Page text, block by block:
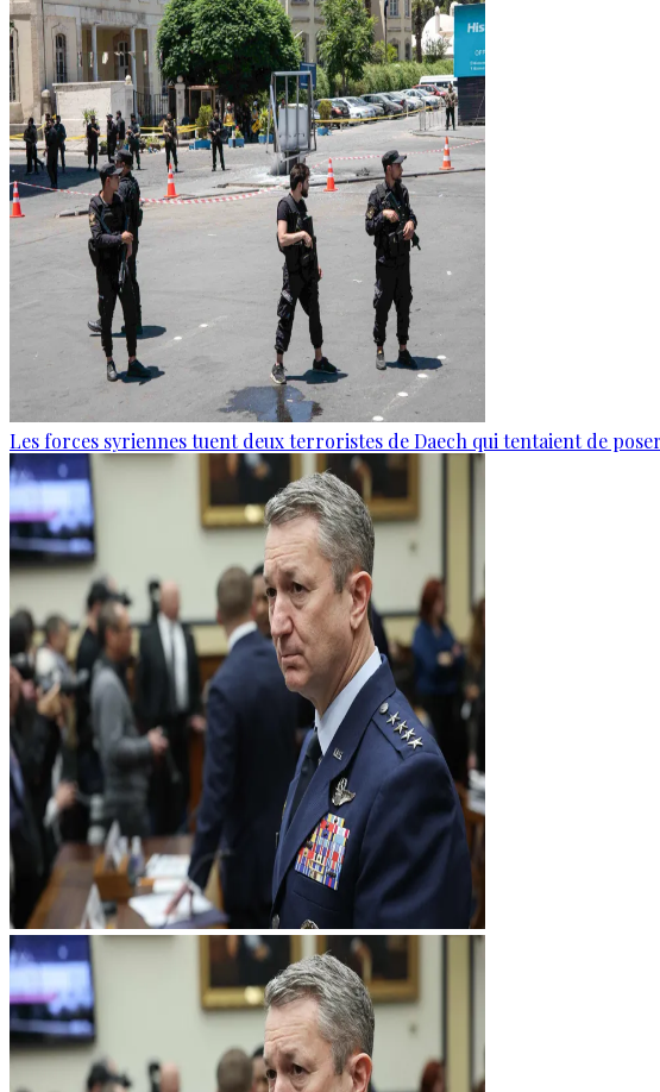
Les forces syriennes tuent deux terroristes de Daech qui tentaient de